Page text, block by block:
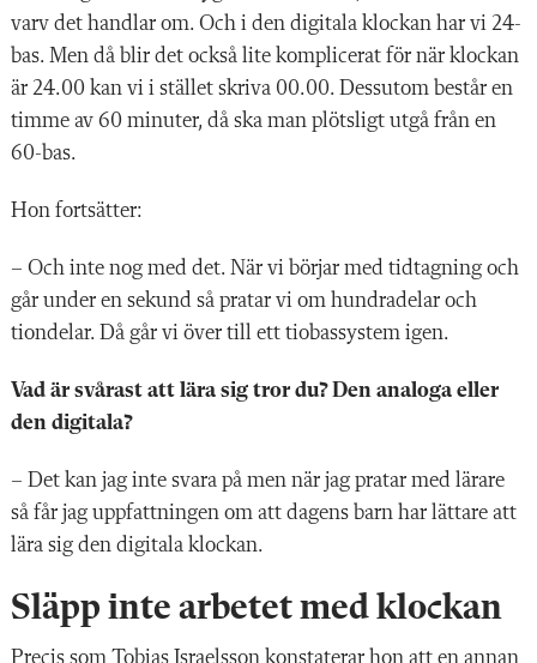
varv det handlar om. Och i den digitala klockan har vi 24-
bas. Men då blir det också lite komplicerat för när klockan
är 24.00 kan vi i stället skriva 00.00. Dessutom består en
timme av 60 minuter, då ska man plötsligt utgå från en
60-bas.
Hon fortsätter:
– Och inte nog med det. När vi börjar med tidtagning och
går under en sekund så pratar vi om hundradelar och
tiondelar. Då går vi över till ett tiobassystem igen.
Vad är svårast att lära sig tror du? Den analoga eller
den digitala?
– Det kan jag inte svara på men när jag pratar med lärare
så får jag uppfattningen om att dagens barn har lättare att
lära sig den digitala klockan.
Släpp inte arbetet med klockan
Precis som Tobias Israelsson konstaterar hon att en annan